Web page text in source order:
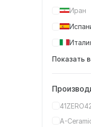
Иран
Показать
A-